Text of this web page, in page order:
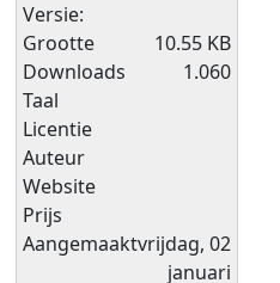
Versie:
Grootte
10.55 KB
Downloads
1.060
Taal
Licentie
Auteur
Website
Prijs
Aangemaaktvrijdag, 02
januari